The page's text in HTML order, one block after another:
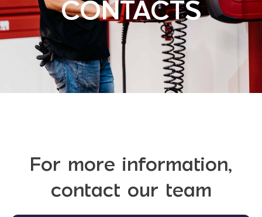
CONTACTS
For more information,
contact our team